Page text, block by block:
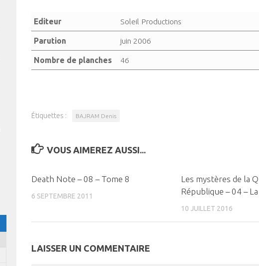
Editeur Soleil Productions
Parution juin 2006
Nombre de planches 46
Étiquettes : BAJRAM Denis
VOUS AIMEREZ AUSSI...
Death Note – 08 – Tome 8
6 SEPTEMBRE 2011
Les mystères de la
République – 04 –
10 JUILLET 2016
LAISSER UN COMMENTAIRE